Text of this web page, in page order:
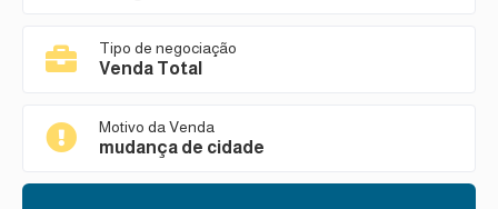
Tipo de negociação
Venda Total
Motivo da Venda
mudança de cidade